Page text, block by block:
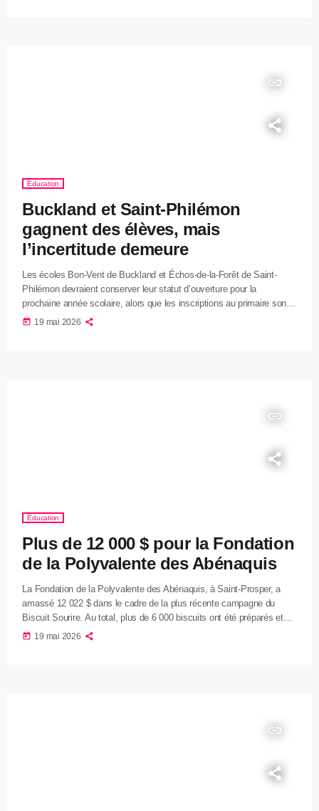
insert_link
Éducation
Buckland et Saint-Philémon
gagnent des élèves, mais
l’incertitude demeure
Les écoles Bon-Vent de Buckland et Échos-de-la-Forêt de Saint-
Philémon devraient conserver leur statut d’ouverture pour la
prochaine année scolaire, alors que les inscriptions au primaire sont
en hausse dans les deux milieux. À Saint-Philémon, 35 élèves
today 19 mai 2026
insert_link
Éducation
Plus de 12 000 $ pour la Fondation
de la Polyvalente des Abénaquis
La Fondation de la Polyvalente des Abénaquis, à Saint-Prosper, a
amassé 12 022 $ dans le cadre de la plus récente campagne du
Biscuit Sourire. Au total, plus de 6 000 biscuits ont été préparés et
vendus entre le 27 avril et le 3 mai. Il s’agissait d’une deuxième
today 19 mai 2026
insert_link